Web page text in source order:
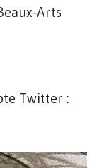
Arts
Twitter :